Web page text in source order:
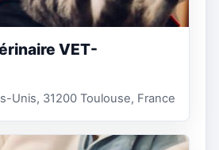
VET-
Unis, 31200 Toulouse, France